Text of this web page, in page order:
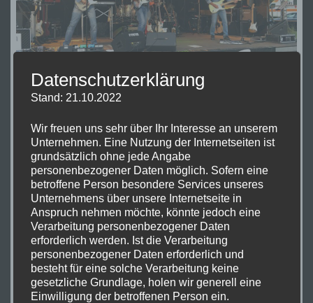
ROCK
AM
POOL
–
PREUSSISCH O
LDENDORF
ROCK AM POOL – PREUSSISCH O
LDENDORF
Vor ein paar Jahren waren wir schon mal bei dieser
coolen Veranstaltung. Direkt im Freibad von
Preußisch Oldendorf spielen wir gemeinsam mit
unseren Kollegen „JUST FOR FUN“ Open Air. Ein Luxus
Woodstock: Legt euch auf die Wiese, springt in den
Datenschutzerklärung
Stand: 21.10.2022
Wir freuen uns sehr über Ihr Interesse an unserem
Unternehmen. Eine Nutzung der Internetseiten ist
grundsätzlich ohne jede Angabe
personenbezogener Daten möglich. Sofern eine
betroffene Person besondere Services unseres
Unternehmens über unsere Internetseite in
Anspruch nehmen möchte, könnte jedoch eine
Verarbeitung personenbezogener Daten
erforderlich werden. Ist die Verarbeitung
personenbezogener Daten erforderlich und
besteht für eine solche Verarbeitung keine
gesetzliche Grundlage, holen wir generell eine
Einwilligung der betroffenen Person ein.